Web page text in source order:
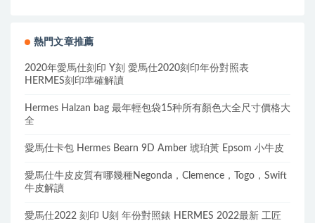
熱門文章推薦
2020年愛馬仕刻印 Y刻 愛馬仕2020刻印年份對照表
HERMES刻印準確解讀
Hermes Halzan bag 最年輕包袋15种所有顏色大全尺寸價格大
全
愛馬仕卡包 Hermes Bearn 9D Amber 琥珀黃 Epsom 小牛皮
愛馬仕牛皮皮質有哪幾種Negonda，Clemence，Togo，Swift
牛皮解讀
愛馬仕2022 刻印 U刻 年份對照錶 HERMES 2022最新 工匠